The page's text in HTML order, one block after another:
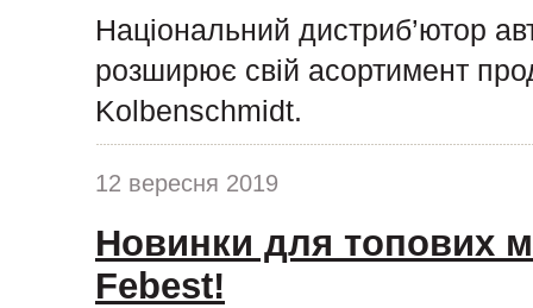
Національний дистриб’ютор
розширює свій асортимент
Kolbenschmidt.
12 вересня 2019
Новинки для топових
Febest!